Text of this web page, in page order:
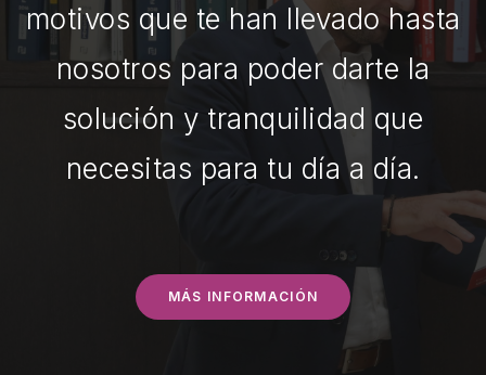
motivos que te han llevado hasta
nosotros para poder darte la
solución y tranquilidad que
necesitas para tu día a día.
MÁS INFORMACIÓN